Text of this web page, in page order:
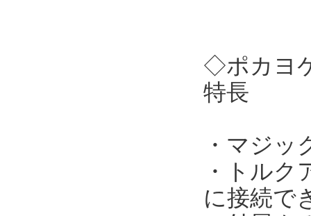
◇ポカヨ
特長
・マジ
・トルク
に接続で